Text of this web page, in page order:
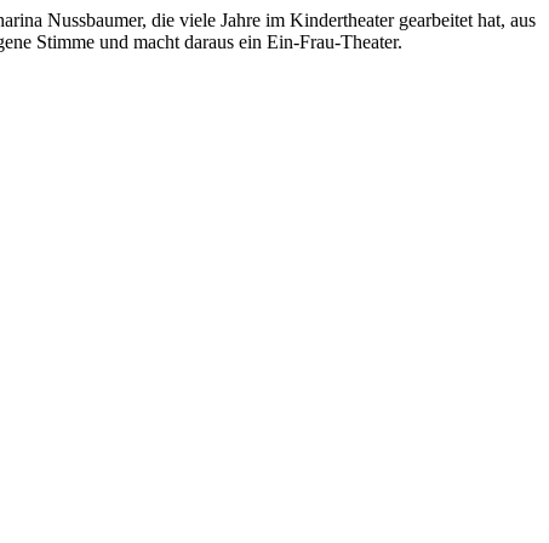
Nussbaumer, die viele Jahre im Kindertheater gearbeitet hat, aus
Stimme und macht daraus ein Ein-Frau-Theater.